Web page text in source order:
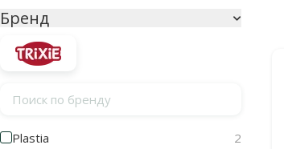
Бренд
Поиск по бренду
Plastia
2